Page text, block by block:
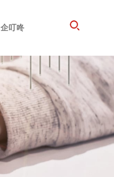
企叮咚